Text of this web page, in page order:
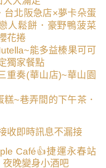
台北阪急店×夢卡朵蛋
人鬆餅．豪野鴨菠菜
花捲
能多益榛果可可
獨家餐點
重奏(華山店)~華山園
~巷弄間的下午茶．
收即時訊息不漏接